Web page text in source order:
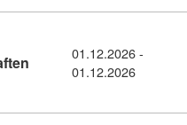
Kursdetail: Bewertung
01.12.2026 -
01.12.2026